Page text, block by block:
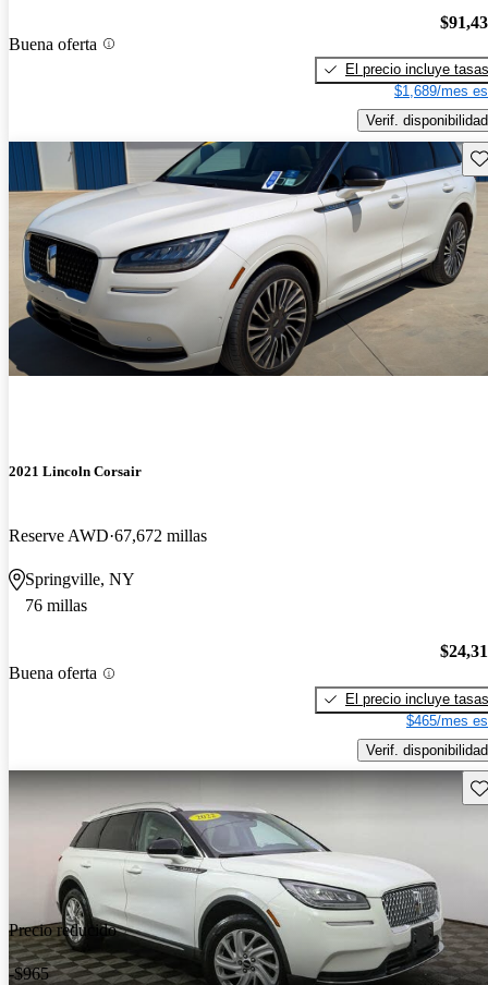
Buena oferta
El precio incluye tasas
$1,689/mes
Verif. disponibilidad
2021 Lincoln Corsair
Reserve AWD 67,672 millas
Springville, NY
76 millas
Buena oferta
El precio incluye tasas
$465/mes
Verif. disponibilidad
Precio reducido
-$965